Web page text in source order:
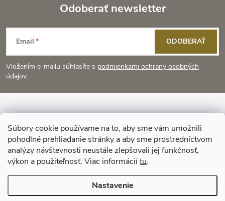
Súbory cookie používame na to, aby sme vám umožnili
pohodlné prehliadanie stránky a aby sme prostredníctvom
analýzy návštevnosti neustále zlepšovali jej funkčnosť,
výkon a použiteľnosť. Viac informáciítu.
Nastavenie
Z
á
p
ä
e
Odoberať newsletter
Email
Vložením e-mailu súhlasíte s podmienkami ochrany osobných
údajov
ODOBERAŤ
Informácie pre vás
Prijímame online platby